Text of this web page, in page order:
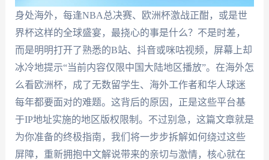
身处海外，每逢NBA总决赛、欧洲杯激战正酣，或是世
界杯这样的全球盛宴，最挠心的事是什么？不是时差，
而是明明打开了熟悉的B站、抖音或咪咕视频，屏幕上却
冰冷地提示“当前内容仅限中国大陆地区播放”。在海外怎
么看欧洲杯，成了无数留学生、海外工作者和华人球迷
每年都要面对的难题。这背后的原因，正是这些平台基
于IP地址实施的地区版权限制。不过别急，这篇文章就是
为你准备的终极指南，我们将一步步拆解如何绕过这些
屏障，重新拥抱中文解说带来的亲切与激情，核心就在